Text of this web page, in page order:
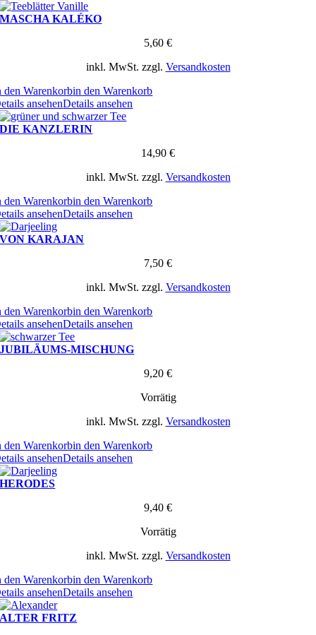
MASCHA KALÉKO
5,60 €
inkl. MwSt. zzgl. Versandkosten
den Warenkorbin den Warenkorb
ansehenDetails ansehen
DIE KANZLERIN
14,90 €
inkl. MwSt. zzgl. Versandkosten
den Warenkorbin den Warenkorb
ansehenDetails ansehen
VON KARAJAN
7,50 €
inkl. MwSt. zzgl. Versandkosten
den Warenkorbin den Warenkorb
ansehenDetails ansehen
JUBILÄUMS-MISCHUNG
9,20 €
Vorrätig
inkl. MwSt. zzgl. Versandkosten
den Warenkorbin den Warenkorb
ansehenDetails ansehen
HERODES
9,40 €
Vorrätig
inkl. MwSt. zzgl. Versandkosten
den Warenkorbin den Warenkorb
ansehenDetails ansehen
ALTER FRITZ